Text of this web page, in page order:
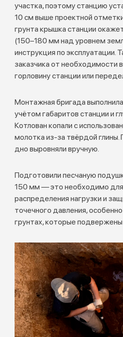
участка, поэтому станцию
10 см выше проектной
грунта крышка станции
(150–180 мм над уровнем
инструкция по эксплуатации.
заказчика от
горловину станции или
Монтажная бригада
учётом габаритов станции и
Котлован копали с
молотка из-за твёрдой глины.
дно выровняли вручную.
Подготовили песчаную
150 мм — это необходимо
распределения нагрузки и
точечного давления,
грунтах, которые